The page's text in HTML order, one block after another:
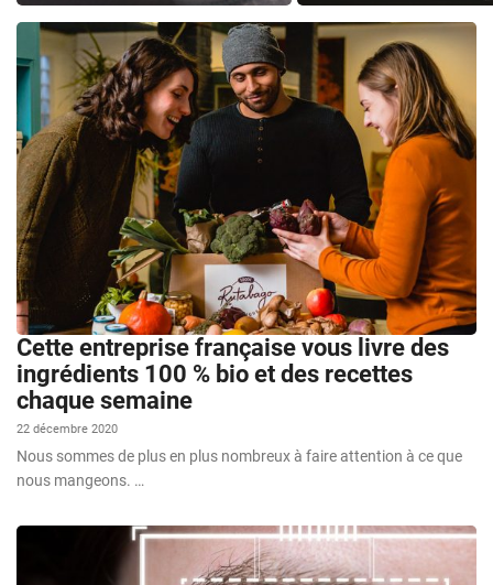
Cette entreprise française vous livre des
ingrédients 100 % bio et des recettes
chaque semaine
22 décembre 2020
Nous sommes de plus en plus nombreux à faire attention à ce que
nous mangeons. …